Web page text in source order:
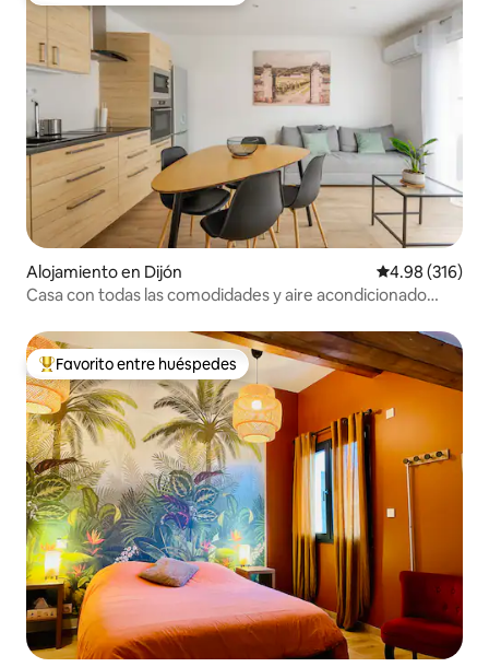
Alojamiento en Dijón Calificación
4.98 (316)
Casa con todas las comodidades y aire acondicionado
Favorito entre huéspedes preferido
Favorito entre huéspedes